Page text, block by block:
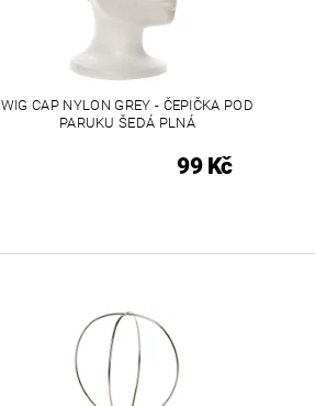
WIG CAP NYLON GREY - ČEPIČKA POD
PARUKU ŠEDÁ PLNÁ
99 Kč